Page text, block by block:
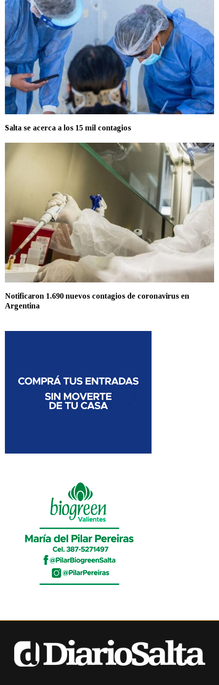
Salta se acerca a los 15 mil contagios
Notificaron 1.690 nuevos contagios de coronavirus en
Argentina